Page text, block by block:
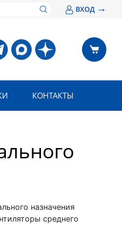
ВХОД →
КОНТАКТЫ
назначения
среднего